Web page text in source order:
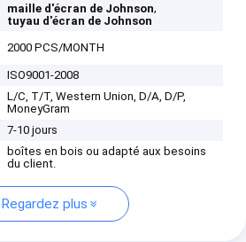
maille d'écran de Johnson,
tuyau d'écran de Johnson
2000 PCS/MONTH
ISO9001-2008
L/C, T/T, Western Union, D/A, D/P,
MoneyGram
7-10 jours
boîtes en bois ou adapté aux besoins
du client.
Regardez plus